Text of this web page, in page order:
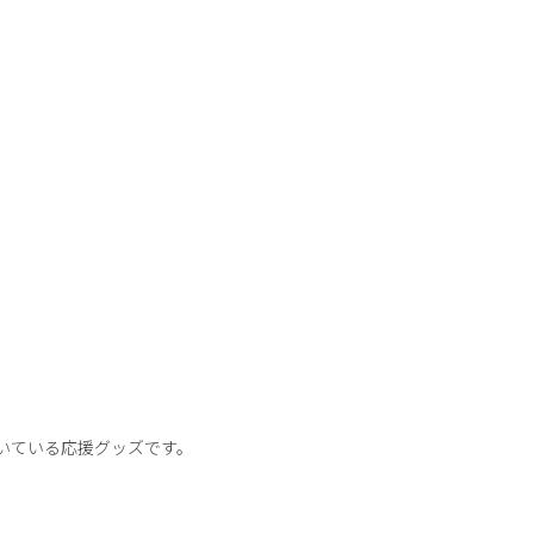
いる応援グッズです。